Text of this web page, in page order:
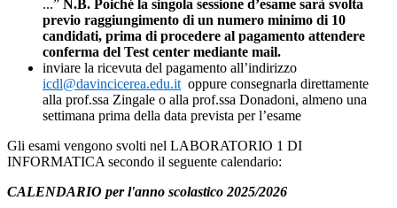
...” N.B. Poiché la singola sessione d’esame sarà svolta
previo raggiungimento di un numero minimo di 10
candidati, prima di procedere al pagamento attendere
conferma del Test center mediante mail.
inviare la ricevuta del pagamento all’indirizzo
icdl@davincicerea.edu.it oppure consegnarla direttamente
alla prof.ssa Zingale o alla prof.ssa Donadoni, almeno una
settimana prima della data prevista per l’esame
Gli esami vengono svolti nel LABORATORIO 1 DI
INFORMATICA secondo il seguente calendario:
CALENDARIO per l'anno scolastico 2025/2026